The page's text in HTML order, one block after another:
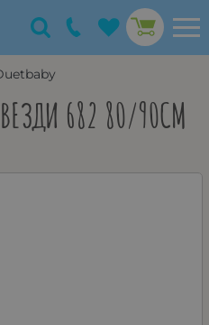
682 80/90СМ